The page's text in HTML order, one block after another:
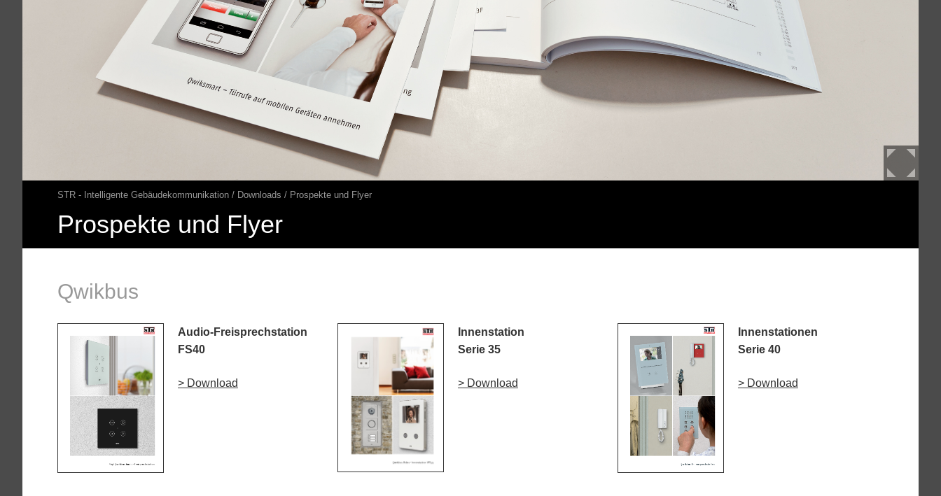
STR - Intelligente Gebäudekommunikation Downloads Prospekte und Flyer
Prospekte und Flyer
Hauptinhalt
Qwikbus
Audio-Freisprechstation
FS40
> Download
Innenstation
Serie 35
> Download
Innenstationen
Serie 40
> Download